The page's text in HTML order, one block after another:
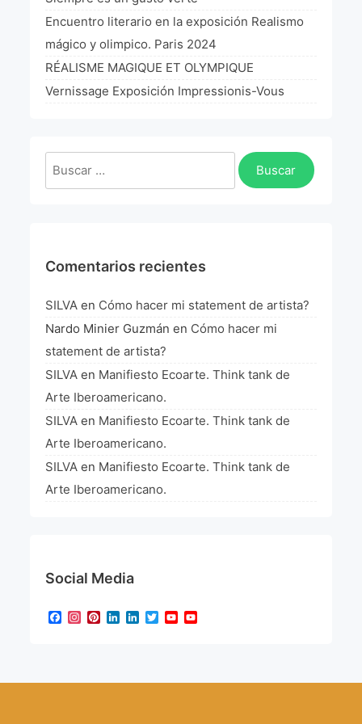
La Fórmula Científica Del Arte
Manifiesto Ecoarte
Association Paris
Encuentro literario en la exposición Realismo
mágico y olimpico. Paris 2024
RÉALISME MAGIQUE ET OLYMPIQUE
Vernissage Exposición Impressionis-Vous
Buscar:
Comentarios recientes
SILVA en Cómo hacer mi statement de artista?
Nardo Minier Guzmán en Cómo hacer mi
statement de artista?
SILVA en Manifiesto Ecoarte. Think tank de
Arte Iberoamericano.
SILVA en Manifiesto Ecoarte. Think tank de
Arte Iberoamericano.
SILVA en Manifiesto Ecoarte. Think tank de
Arte Iberoamericano.
Social Media
Facebook
Instagram
Pinterest
LinkedIn
LinkedIn
TwitterYouTube